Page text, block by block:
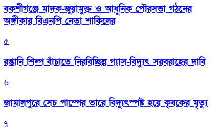
বকশীগঞ্জে মাদক-জুয়ামুক্ত ও আধুনিক পৌরসভা গঠনের
অঙ্গীকার বিএনপি নেতা শাকিলের
৫
রপ্তানি শিল্প বাঁচাতে নিরবিচ্ছিন্ন গ্যাস-বিদ্যুৎ সরবরাহের দাবি
৬
জামালপুরে সেচ পাম্পের তারে বিদ্যুৎস্পষ্ট হয়ে কৃষকের মৃত্যু
৭